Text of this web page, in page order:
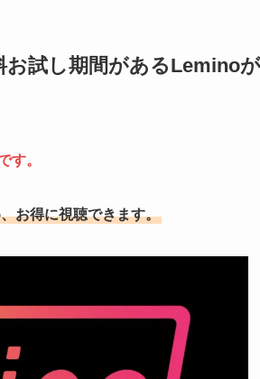
試し期間があるLemino
す。
お得に視聴できます。